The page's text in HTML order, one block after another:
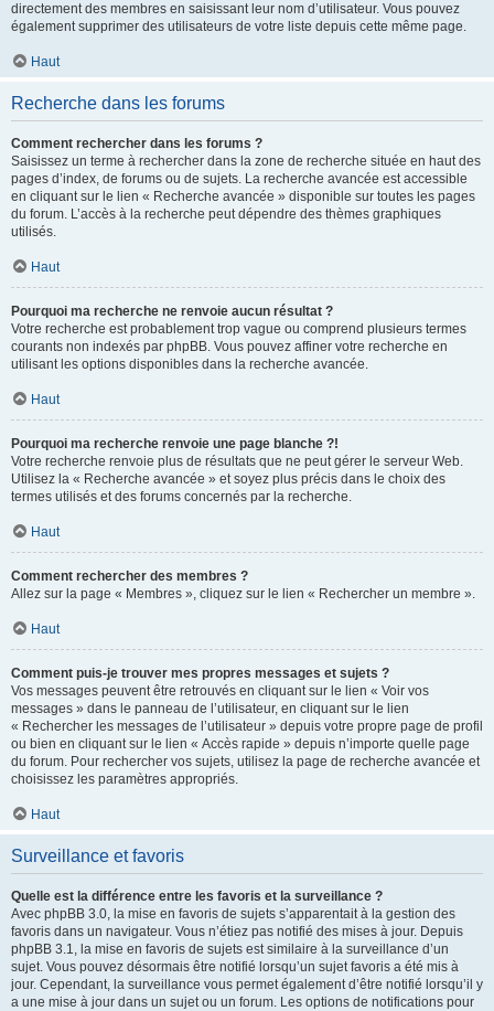
directement des membres en saisissant leur nom d’utilisateur. Vous pouvez
également supprimer des utilisateurs de votre liste depuis cette même page.
Haut
Recherche dans les forums
Comment rechercher dans les forums ?
Saisissez un terme à rechercher dans la zone de recherche située en haut des
pages d’index, de forums ou de sujets. La recherche avancée est accessible
en cliquant sur le lien « Recherche avancée » disponible sur toutes les pages
du forum. L’accès à la recherche peut dépendre des thèmes graphiques
utilisés.
Haut
Pourquoi ma recherche ne renvoie aucun résultat ?
Votre recherche est probablement trop vague ou comprend plusieurs termes
courants non indexés par phpBB. Vous pouvez affiner votre recherche en
utilisant les options disponibles dans la recherche avancée.
Haut
Pourquoi ma recherche renvoie une page blanche ?!
Votre recherche renvoie plus de résultats que ne peut gérer le serveur Web.
Utilisez la « Recherche avancée » et soyez plus précis dans le choix des
termes utilisés et des forums concernés par la recherche.
Haut
Comment rechercher des membres ?
Allez sur la page « Membres », cliquez sur le lien « Rechercher un membre ».
Haut
Comment puis-je trouver mes propres messages et sujets ?
Vos messages peuvent être retrouvés en cliquant sur le lien « Voir vos
messages » dans le panneau de l’utilisateur, en cliquant sur le lien
« Rechercher les messages de l’utilisateur » depuis votre propre page de profil
ou bien en cliquant sur le lien « Accès rapide » depuis n’importe quelle page
du forum. Pour rechercher vos sujets, utilisez la page de recherche avancée et
choisissez les paramètres appropriés.
Haut
Surveillance et favoris
Quelle est la différence entre les favoris et la surveillance ?
Avec phpBB 3.0, la mise en favoris de sujets s’apparentait à la gestion des
favoris dans un navigateur. Vous n’étiez pas notifié des mises à jour. Depuis
phpBB 3.1, la mise en favoris de sujets est similaire à la surveillance d’un
sujet. Vous pouvez désormais être notifié lorsqu’un sujet favoris a été mis à
jour. Cependant, la surveillance vous permet également d’être notifié lorsqu’il y
a une mise à jour dans un sujet ou un forum. Les options de notifications pour